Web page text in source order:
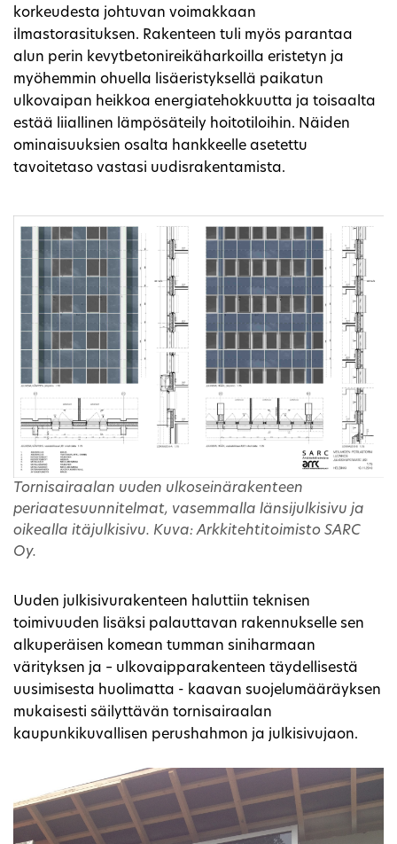
korkeudesta johtuvan voimakkaan
ilmastorasituksen. Rakenteen tuli myös parantaa
alun perin kevytbetonireikäharkoilla eristetyn ja
myöhemmin ohuella lisäeristyksellä paikatun
ulkovaipan heikkoa energiatehokkuutta ja toisaalta
estää liiallinen lämpösäteily hoitotiloihin. Näiden
ominaisuuksien osalta hankkeelle asetettu
tavoitetaso vastasi uudisrakentamista.
Tornisairaalan uuden ulkoseinärakenteen
periaatesuunnitelmat, vasemmalla länsijulkisivu ja
oikealla itäjulkisivu. Kuva: Arkkitehtitoimisto SARC
Oy.
Uuden julkisivurakenteen haluttiin teknisen
toimivuuden lisäksi palauttavan rakennukselle sen
alkuperäisen komean tumman siniharmaan
värityksen ja – ulkovaipparakenteen täydellisestä
uusimisesta huolimatta - kaavan suojelumääräyksen
mukaisesti säilyttävän tornisairaalan
kaupunkikuvallisen perushahmon ja julkisivujaon.